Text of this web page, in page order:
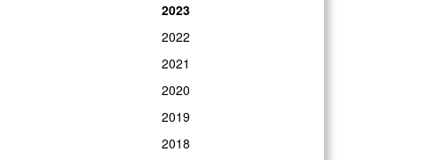
2023
2022
2021
2020
2019
2018